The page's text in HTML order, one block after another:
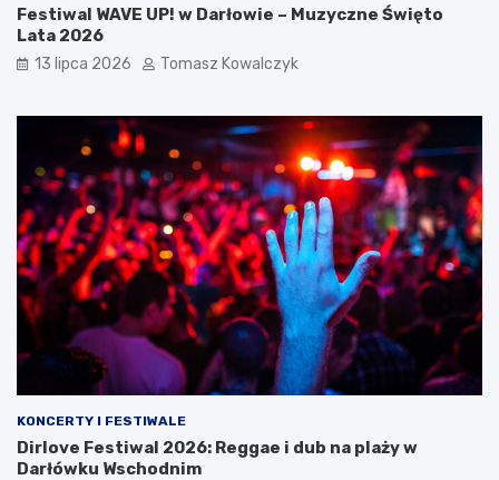
Festiwal WAVE UP! w Darłowie – Muzyczne Święto
Lata 2026
13 lipca 2026 Tomasz Kowalczyk
KONCERTY I FESTIWALE
Dirlove Festiwal 2026: Reggae i dub na plaży w
Darłówku Wschodnim